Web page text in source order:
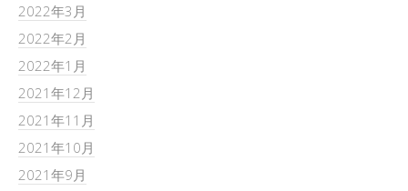
2022年3月
2022年2月
2022年1月
2021年12月
2021年11月
2021年10月
2021年9月